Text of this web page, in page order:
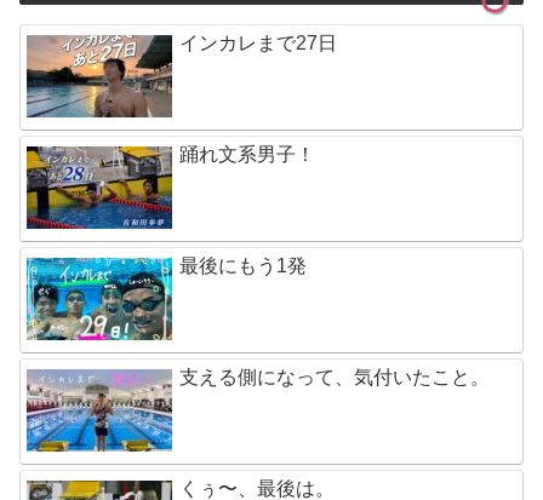
インカレまで27日
踊れ文系男子！
最後にもう1発
支える側になって、気付いたこと。
くぅ〜、最後は。